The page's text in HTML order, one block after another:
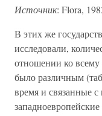
Источник: Flora,
В этих же
исследовали,
отношении ко всему
было различным
время и связанные